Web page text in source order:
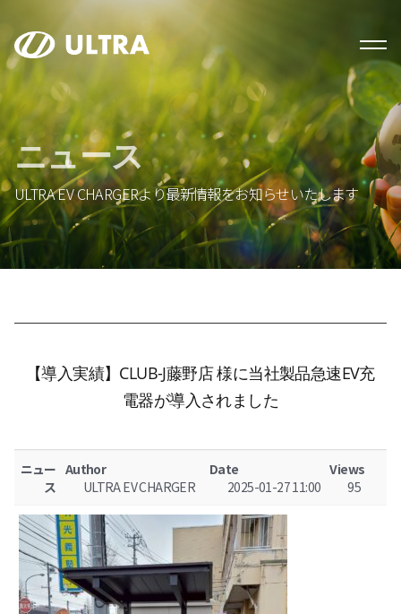
ニュース
ULTRA EV CHARGERより最新情報をお知らせいたします
【導入実績】CLUB-J藤野店 様に当社製品急速EV充
電器が導入されました
ニュー
ス
Author
ULTRA EV CHARGER
Date
2025-01-27 11:00
Views
95